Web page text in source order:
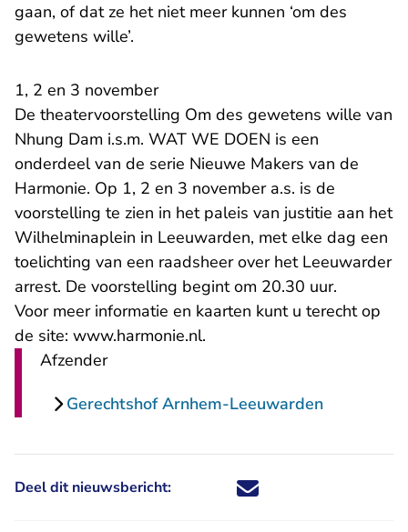
gaan, of dat ze het niet meer kunnen ‘om des
gewetens wille’.
1, 2 en 3 november
De theatervoorstelling Om des gewetens wille van
Nhung Dam i.s.m. WAT WE DOEN is een
onderdeel van de serie Nieuwe Makers van de
Harmonie. Op 1, 2 en 3 november a.s. is de
voorstelling te zien in het paleis van justitie aan het
Wilhelminaplein in Leeuwarden, met elke dag een
toelichting van een raadsheer over het Leeuwarder
arrest. De voorstelling begint om 20.30 uur.
Voor meer informatie en kaarten kunt u terecht op
de site: www.harmonie.nl.
Afzender
Gerechtshof Arnhem-Leeuwarden
Deel dit nieuwsbericht: Deel dit nieuwsbericht via X -
Deel dit nieuwsbericht via
Deel dit nieuwsbericht
Deel dit